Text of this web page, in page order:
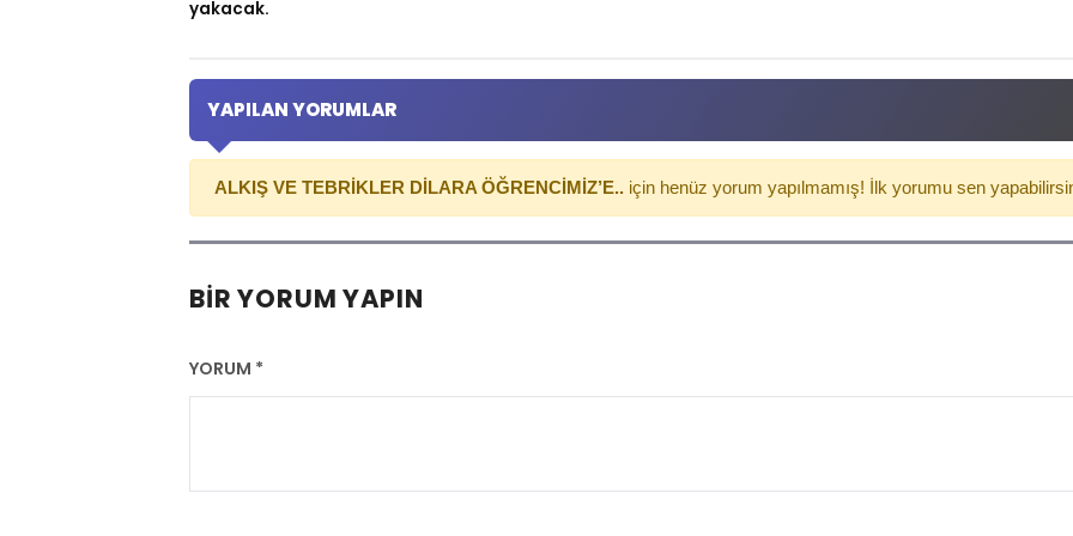
yakacak.
YAPILAN YORUMLAR
ALKIŞ VE TEBRİKLER DİLARA ÖĞRENCİMİZ’E.. için henüz yorum yapılmamış! İlk yorumu sen
BIR YORUM YAPIN
YORUM *